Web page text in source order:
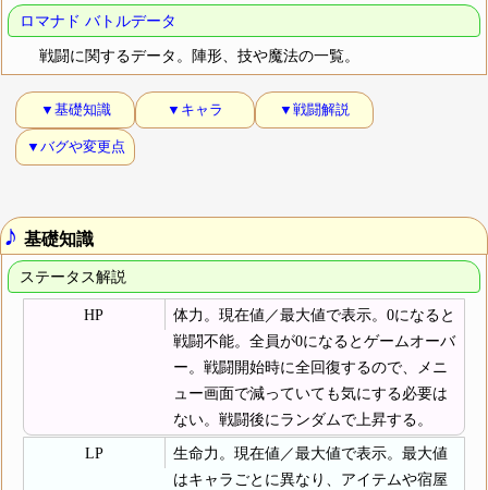
ロマナド バトルデータ
戦闘に関するデータ。陣形、技や魔法の一覧。
▼基礎知識 ▼キャラ ▼戦闘解説
▼バグや変更点
♪ 基礎知識
ステータス解説
HP
体力。現在値／最大値で表示。0になると
戦闘不能。全員が0になるとゲームオーバ
ー。戦闘開始時に全回復するので、メニ
ュー画面で減っていても気にする必要は
ない。戦闘後にランダムで上昇する。
LP
生命力。現在値／最大値で表示。最大値
はキャラごとに異なり、アイテムや宿屋